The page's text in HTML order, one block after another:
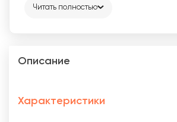
Читать полностью
Описание
Характеристики